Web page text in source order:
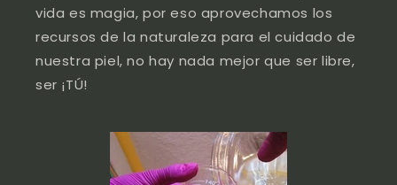
vida es magia, por eso aprovechamos los
recursos de la naturaleza para el cuidado de
nuestra piel, no hay nada mejor que ser libre,
ser ¡TÚ!